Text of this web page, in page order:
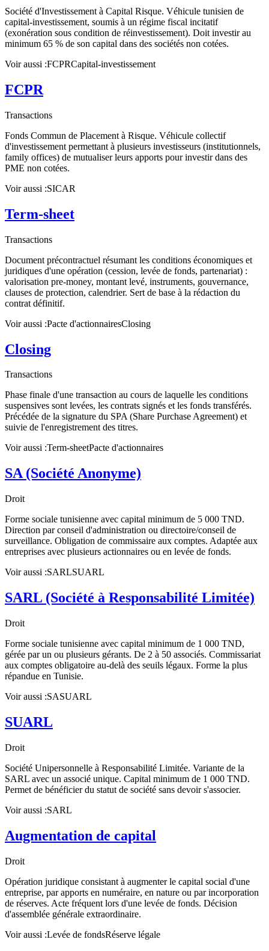
Société d'Investissement à Capital Risque. Véhicule tunisien de
capital-investissement, soumis à un régime fiscal incitatif
(exonération sous condition de réinvestissement). Doit investir au
minimum 65 % de son capital dans des sociétés non cotées.
Voir aussi :FCPRCapital-investissement
FCPR
Transactions
Fonds Commun de Placement à Risque. Véhicule collectif
d'investissement permettant à plusieurs investisseurs (institutionnels,
family offices) de mutualiser leurs apports pour investir dans des
PME non cotées.
Voir aussi :SICAR
Term-sheet
Transactions
Document précontractuel résumant les conditions économiques et
juridiques d'une opération (cession, levée de fonds, partenariat) :
valorisation pre-money, montant levé, instruments, gouvernance,
clauses de protection, calendrier. Sert de base à la rédaction du
contrat définitif.
Voir aussi :Pacte d'actionnairesClosing
Closing
Transactions
Phase finale d'une transaction au cours de laquelle les conditions
suspensives sont levées, les contrats signés et les fonds transférés.
Précédée de la signature du SPA (Share Purchase Agreement) et
suivie de l'enregistrement des titres.
Voir aussi :Term-sheetPacte d'actionnaires
SA (Société Anonyme)
Droit
Forme sociale tunisienne avec capital minimum de 5 000 TND.
Direction par conseil d'administration ou directoire/conseil de
surveillance. Obligation de commissaire aux comptes. Adaptée aux
entreprises avec plusieurs actionnaires ou en levée de fonds.
Voir aussi :SARLSUARL
SARL (Société à Responsabilité Limitée)
Droit
Forme sociale tunisienne avec capital minimum de 1 000 TND,
gérée par un ou plusieurs gérants. De 2 à 50 associés. Commissariat
aux comptes obligatoire au-delà des seuils légaux. Forme la plus
répandue en Tunisie.
Voir aussi :SASUARL
SUARL
Droit
Société Unipersonnelle à Responsabilité Limitée. Variante de la
SARL avec un associé unique. Capital minimum de 1 000 TND.
Permet de bénéficier du statut de société sans devoir s'associer.
Voir aussi :SARL
Augmentation de capital
Droit
Opération juridique consistant à augmenter le capital social d'une
entreprise, par apports en numéraire, en nature ou par incorporation
de réserves. Acte fréquent lors d'une levée de fonds. Décision
d'assemblée générale extraordinaire.
Voir aussi :Levée de fondsRéserve légale